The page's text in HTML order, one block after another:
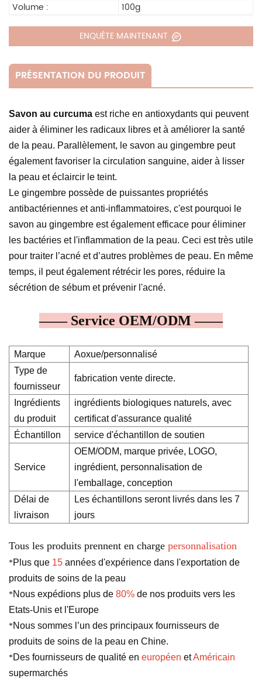
Volume :
100g
ENQUÊTE MAINTENANT
PRÉSENTATION DU PRODUIT
Savon au curcuma est riche en antioxydants qui peuvent
aider à éliminer les radicaux libres et à améliorer la santé
de la peau. Parallèlement, le savon au gingembre peut
également favoriser la circulation sanguine, aider à lisser
la peau et éclaircir le teint.
Le gingembre possède de puissantes propriétés
antibactériennes et anti-inflammatoires, c'est pourquoi le
savon au gingembre est également efficace pour éliminer
les bactéries et l'inflammation de la peau. Ceci est très utile
pour traiter l’acné et d’autres problèmes de peau. En même
temps, il peut également rétrécir les pores, réduire la
sécrétion de sébum et prévenir l'acné.
—— Service OEM/ODM ——
Marque
Aoxue/personnalisé
Type de
fournisseur
fabrication vente directe.
Ingrédients
du produit
ingrédients biologiques naturels, avec
certificat d'assurance qualité
Échantillon
service d'échantillon de soutien
Service
OEM/ODM, marque privée, LOGO,
ingrédient, personnalisation de
l'emballage, conception
Délai de
livraison
Les échantillons seront livrés dans les 7
jours
Tous les produits prennent en charge personnalisation
*Plus que 15 années d'expérience dans l'exportation de
produits de soins de la peau
*Nous expédions plus de 80% de nos produits vers les
Etats-Unis et l'Europe
*Nous sommes l’un des principaux fournisseurs de
produits de soins de la peau en Chine.
*Des fournisseurs de qualité en européen etAméricain
supermarchés